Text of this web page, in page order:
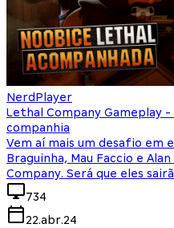
NerdPlayer
Lethal Company Gameplay
companhia
Vem aí mais um desafio em
Braguinha, Mau Faccio e
Company. Será que eles
734
22.abr.24